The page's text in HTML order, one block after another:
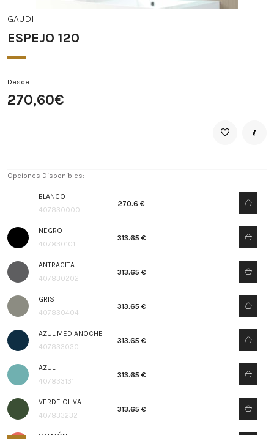
GAUDI
ESPEJO 120
Desde
270,60€
Opciones Disponibles:
BLANCO
407830000
270.6 €
NEGRO
407830101
313.65 €
ANTRACITA
407830202
313.65 €
GRIS
407830404
313.65 €
AZUL MEDIANOCHE
407833030
313.65 €
AZUL
407833131
313.65 €
VERDE OLIVA
407833232
313.65 €
SALMÓN